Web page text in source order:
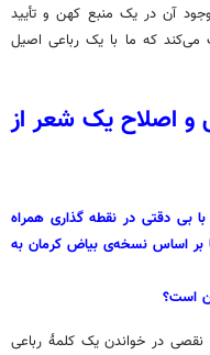
آن در یک منبع کهن و تأیید
می‌کند که ما با یک رباعی اصیل
و اصلاح یک شعر از
بی دقتی در نقطه گذاری همراه
بر اساس نسخه‌ی بیاض کرمان به
است؟
در خواندن یک کلمۀ رباعی